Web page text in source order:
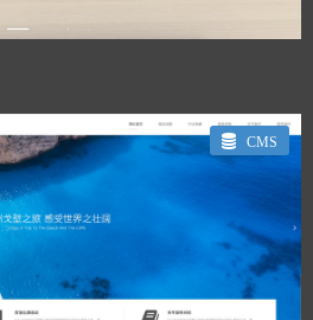
：
预览模板
CMS